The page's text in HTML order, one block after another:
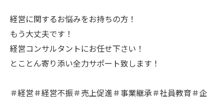
経営に関するお悩みをお持ちの方！
もう大丈夫です！
経営コンサルタントにお任せ下さい！
とことん寄り添い全力サポート致します！
＃経営＃経営不振＃売上促進＃事業継承＃社員教育＃企